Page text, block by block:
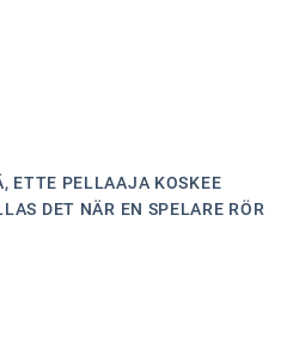
ETTE PELLAAJA KOSKEE
DET NÄR EN SPELARE RÖR